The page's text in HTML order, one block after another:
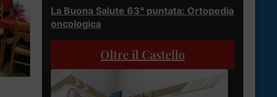
La Buona Salute 63° puntata: Ortopedia
oncologica
Oltre il Castello